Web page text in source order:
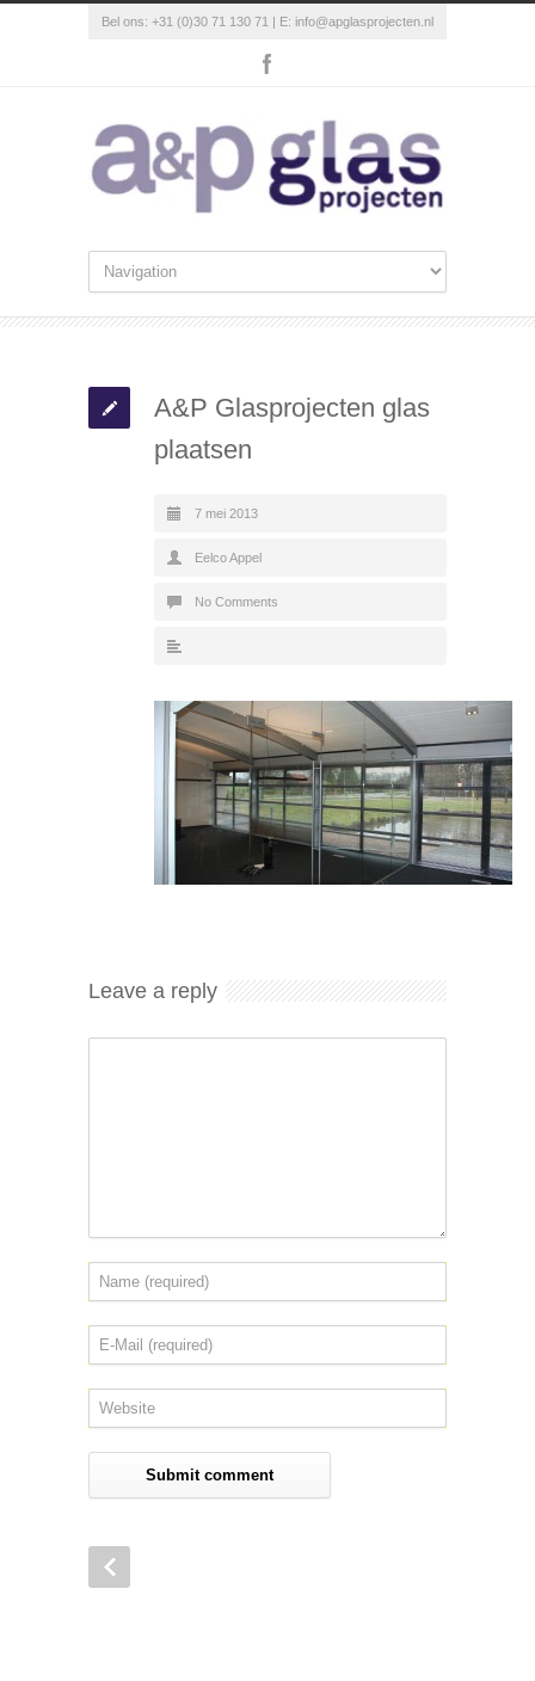
Bel ons: +31 (0)30 71 130 71 | E: info@apglasprojecten.nl
A&P Glasprojecten glas
plaatsen
7 mei 2013
Eelco Appel
No Comments
Leave a reply